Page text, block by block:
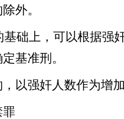
外。
基础上，可以根据强
基准刑。
以强奸人数作为增
罪